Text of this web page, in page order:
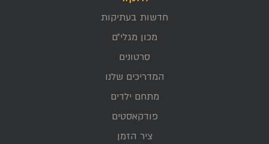
חדשות בעתיקות
מכון מגלי״ם
סרטונים
המדריכים שלנו
מתחם ילדים
פודקאסטים
ציר הזמן